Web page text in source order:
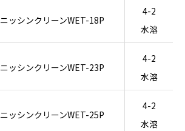
ニッシンクリーンWET-18P
4-2
水溶
ニッシンクリーンWET-23P
4-2
水溶
ニッシンクリーンWET-25P
4-2
水溶